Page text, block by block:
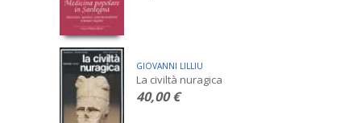
GIOVANNI LILLIU
La civiltà nuragica
40,00 €